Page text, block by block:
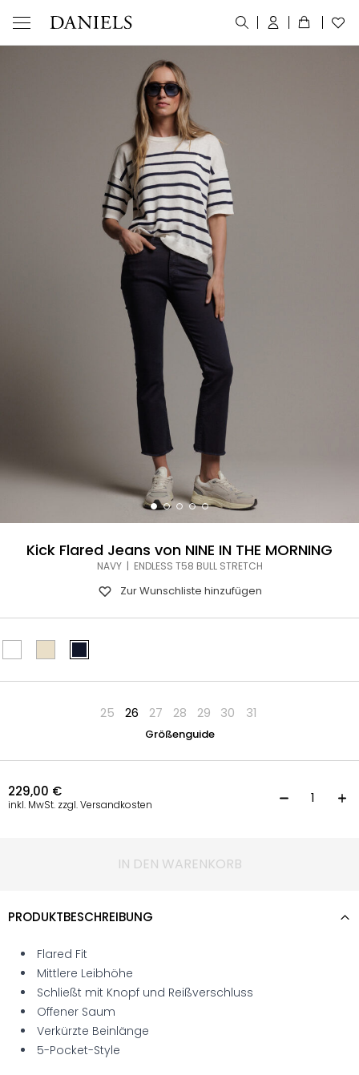
Kick Flared Jeans von NINE IN THE MORNING
NAVY | ENDLESS T58 BULL STRETCH
Zur Wunschliste hinzufügen
25 26 27 28 29 30 31
Größenguide
229,00 €
inkl. MwSt. zzgl. Versandkosten
IN DEN WARENKORB
PRODUKTBESCHREIBUNG
Flared Fit
Mittlere Leibhöhe
Schließt mit Knopf und Reißverschluss
Offener Saum
Verkürzte Beinlänge
5-Pocket-Style